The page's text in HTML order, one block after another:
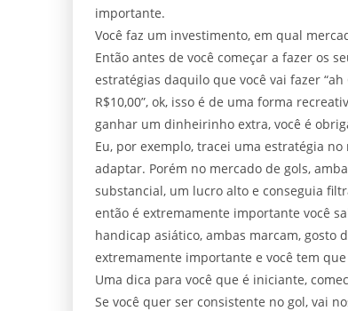
importante.
Você faz um investimento, em qual
Então antes de você começar a fazer os
estratégias daquilo que você vai fazer
R$10,00”, ok, isso é de uma forma
ganhar um dinheirinho extra, você é
Eu, por exemplo, tracei uma estratégia
adaptar. Porém no mercado de gols,
substancial, um lucro alto e conseguia
então é extremamente importante você
handicap asiático, ambas marcam, gosto
extremamente importante e você tem
Uma dica para você que é iniciante,
Se você quer ser consistente no gol, vai